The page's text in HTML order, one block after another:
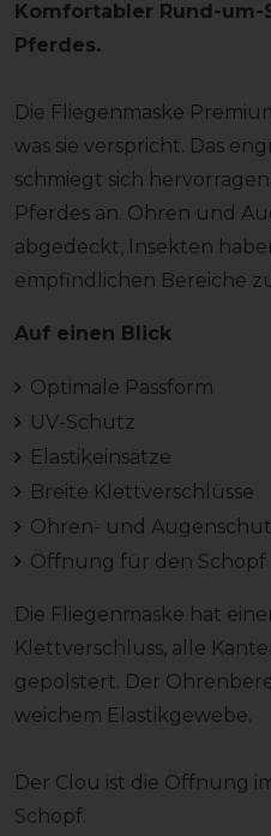
Komfortabler Rund-
Pferdes.
Die Fliegenmaske
was sie verspricht. Das
schmiegt sich
Pferdes an. Ohren und
abgedeckt, Insekten
empfindlichen Bereiche
Auf einen Blick
Optimale Passform
UV-Schutz
Elastikeinsätze
Breite Klettverschlüsse
Ohren- und
Öffnung für den Schopf
Die Fliegenmaske hat
Klettverschluss, alle
gepolstert. Der
weichem Elastikgewebe.
Der Clou ist die Öffnung
Schopf.